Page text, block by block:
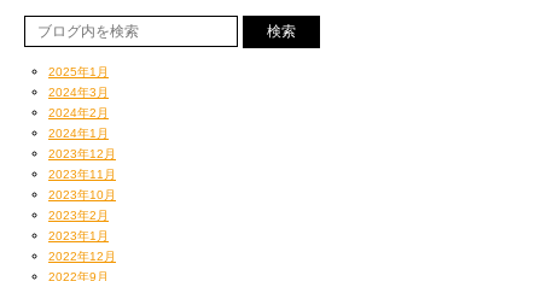
2025年1月
2024年3月
2024年2月
2024年1月
2023年12月
2023年11月
2023年10月
2023年2月
2023年1月
2022年12月
2022年9月